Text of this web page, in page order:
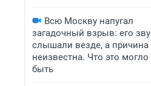
Всю Москву напугал
загадочный взрыв: его
слышали везде, а причина
неизвестна. Что это могло
быть